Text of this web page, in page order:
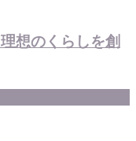
想のくらしを創